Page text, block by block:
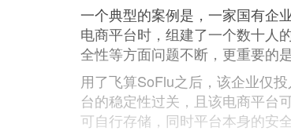
一个典型的案例是，一家国有企
电商平台时，组建了一个数十人
全性等方面问题不断，更重要的
用了飞算SoFlu之后，该企业仅
台的稳定性过关，且该电商平台
可自行存储，同时平台本身的安